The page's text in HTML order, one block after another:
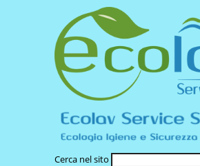
Cerca nel sito